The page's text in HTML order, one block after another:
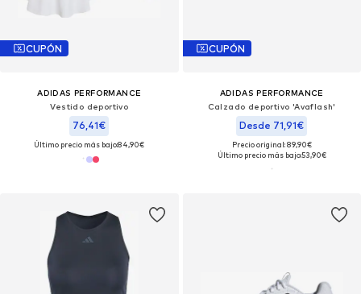
CUPÓN
ADIDAS PERFORMANCE
Vestido deportivo
76,41€
Último precio más bajo:84,90€
CUPÓN
ADIDAS PERFORMANCE
Calzado deportivo 'Avaflash'
Desde 71,91€
Precio original: 89,90€
Último precio más bajo:53,90€